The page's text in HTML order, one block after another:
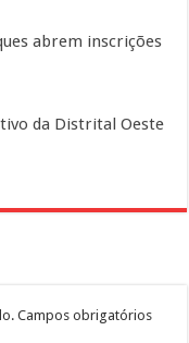
abrem inscrições
da Distrital Oeste
Campos obrigatórios